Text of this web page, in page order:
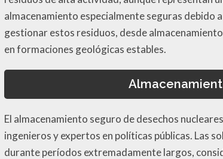
almacenamiento especialmente seguras
gestionar estos residuos, desde
en formaciones geológicas estables.
El almacenamiento seguro de desechos
ingenieros y expertos en políticas públicas. Las
durante períodos extremadamente largos,